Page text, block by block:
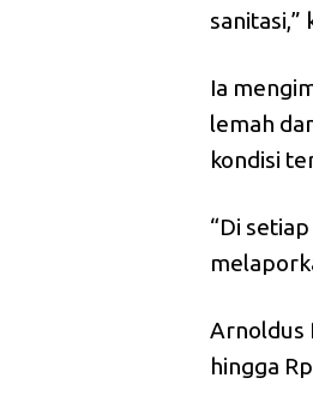
sanitasi,”
Ia
lemah
kondisi
“Di
Arnoldus
hingga